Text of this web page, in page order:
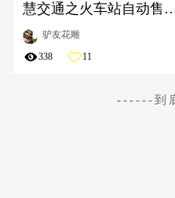
慧交通之火车站自动售
机语音提示系统
驴友花雕
338 11
------到